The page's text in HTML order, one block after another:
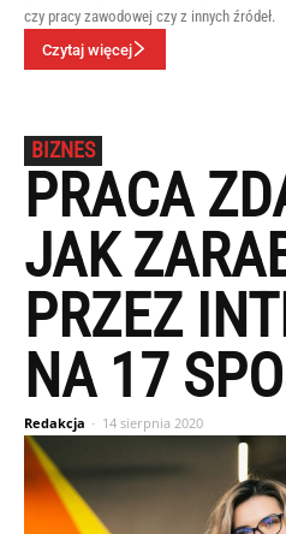
czy pracy zawodowej czy z innych źródeł.
Czytaj więcej
BIZNES
PRACA
JAK
PRZEZ
NA 17
Redakcja - 14 sierpnia 2020